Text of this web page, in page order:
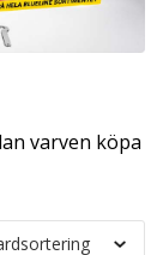
varven köpa